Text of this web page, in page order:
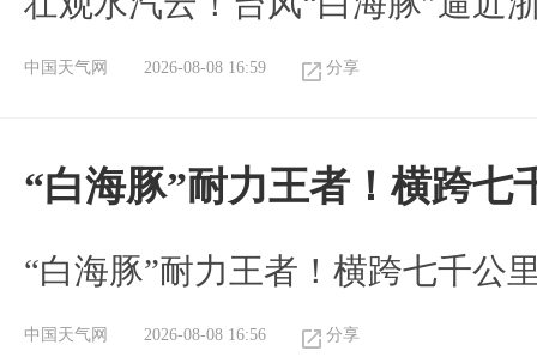
中国天气网 2026-08-08 16:59 分享
“白海豚”耐力王者！横跨七
“白海豚”耐力王者！横跨七千公
中国天气网 2026-08-08 16:56 分享